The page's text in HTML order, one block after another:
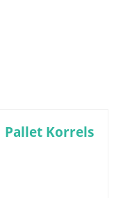
Korrels